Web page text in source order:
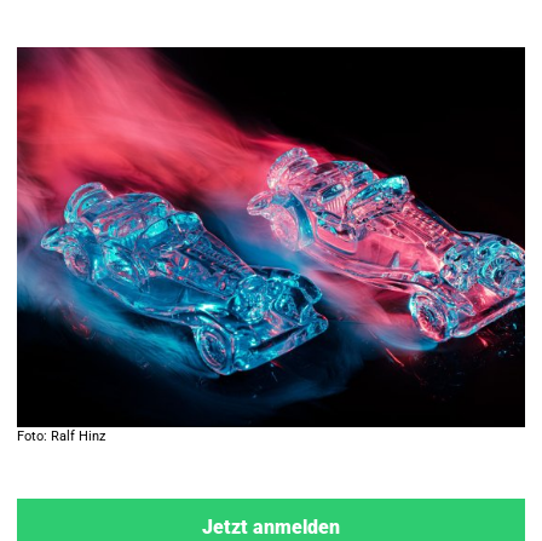
Foto: Ralf Hinz
Jetzt anmelden